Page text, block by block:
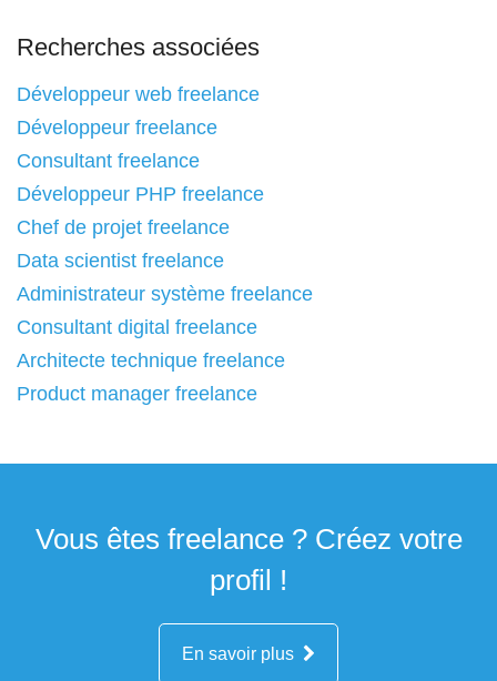
Recherches associées
Développeur web freelance
Développeur freelance
Consultant freelance
Développeur PHP freelance
Chef de projet freelance
Data scientist freelance
Administrateur système freelance
Consultant digital freelance
Architecte technique freelance
Product manager freelance
Vous êtes freelance ? Créez votre
profil !
En savoir plus